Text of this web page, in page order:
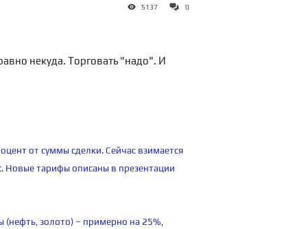
5137 0
некуда. Торговать "надо". И
от суммы сделки. Сейчас взимается
Новые тарифы описаны в презентации
(нефть, золото) – примерно на 25%,